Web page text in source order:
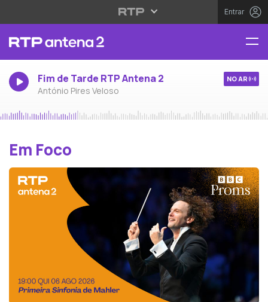
Entrar
Fim de Tarde RTP Antena 2
António Pires Veloso
NO AR
Em Foco